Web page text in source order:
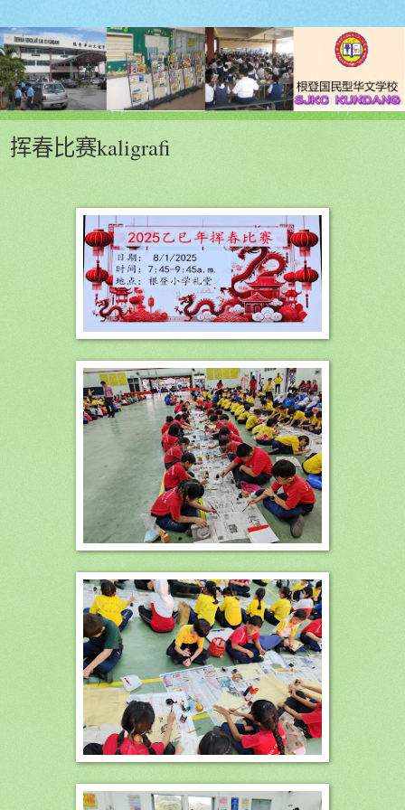
挥春比赛kaligrafi